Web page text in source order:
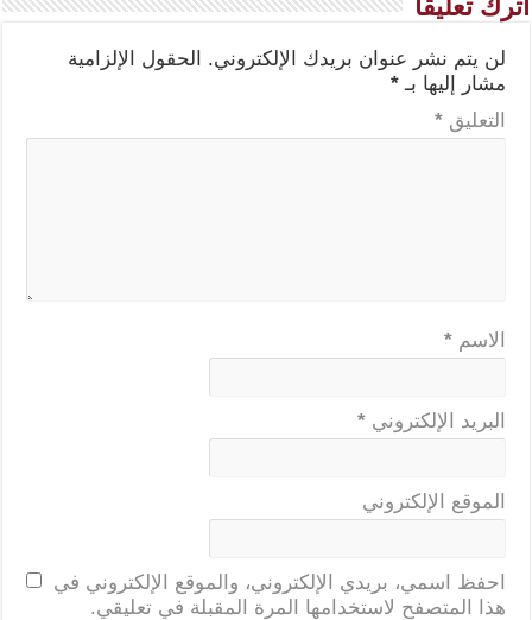
اترك تعليقاً
لن يتم نشر عنوان بريدك الإلكتروني.
الحقول الإلزامية
مشار إليها بـ *
التعليق *
الاسم *
البريد الإلكتروني *
الموقع الإلكتروني
احفظ اسمي، بريدي الإلكتروني، والموقع الإلكتروني في
هذا المتصفح لاستخدامها المرة المقبلة في تعليقي.